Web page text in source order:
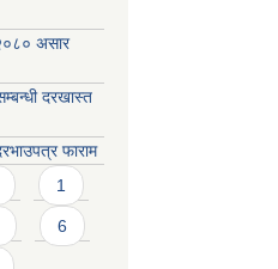
असार
दरखास्त
फाराम
1
6